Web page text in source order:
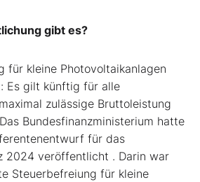
gibt es?
für kleine Photovoltaikanlagen
Es gilt künftig für alle
zulässige Bruttoleistung
Das Bundesfinanzministerium hatte
für das
2024 veröffentlicht . Darin war
Steuerbefreiung für kleine